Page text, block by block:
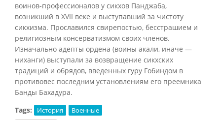
воинов-профессионалов у сикхов Панджаба,
возникший в XVII веке и выступавший за чистоту
сикхизма. Прославился свирепостью, бесстрашием и
религиозным консерватизмом своих членов.
Изначально адепты ордена (воины акали, иначе —
ниханги) выступали за возвращение сикхских
традиций и обрядов, введенных гуру Гобиндом в
противовес последним установлениям его преемника
Банды Бахадура.
Tags:
История Военные